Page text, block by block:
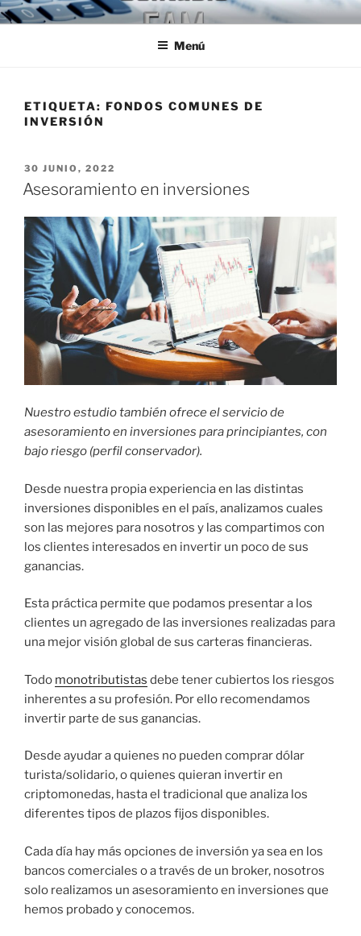
Ir
al
ESTUDIO CONTABLE FAM
Jóvenes Profesionales egresados de la U.B.A.
Menú
ETIQUETA: FONDOS COMUNES DE
INVERSIÓN
PUBLICADO
EL
30 JUNIO, 2022
Asesoramiento en inversiones
Nuestro estudio también ofrece el servicio de
asesoramiento en inversiones para principiantes, con
bajo riesgo (perfil conservador).
Desde nuestra propia experiencia en las distintas
inversiones disponibles en el país, analizamos cuales
son las mejores para nosotros y las compartimos con
los clientes interesados en invertir un poco de sus
ganancias.
Esta práctica permite que podamos presentar a los
clientes un agregado de las inversiones realizadas para
una mejor visión global de sus carteras financieras.
Todo monotributistas debe tener cubiertos los riesgos
inherentes a su profesión. Por ello recomendamos
invertir parte de sus ganancias.
Desde ayudar a quienes no pueden comprar dólar
turista/solidario, o quienes quieran invertir en
criptomonedas, hasta el tradicional que analiza los
diferentes tipos de plazos fijos disponibles.
Cada día hay más opciones de inversión ya sea en los
bancos comerciales o a través de un broker, nosotros
solo realizamos un asesoramiento en inversiones que
hemos probado y conocemos.